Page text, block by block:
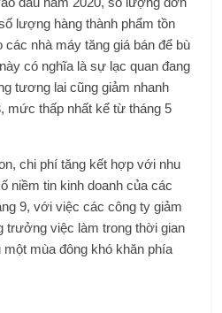
lượng hàng thành phẩm tồn
các nhà máy tăng giá bán để bù
có nghĩa là sự lạc quan đang
tương lai cũng giảm nhanh
mức thấp nhất kể từ tháng 5
chi phí tăng kết hợp với nhu
niềm tin kinh doanh của các
9, với việc các công ty giảm
trưởng việc làm trong thời gian
mùa đông khó khăn phía